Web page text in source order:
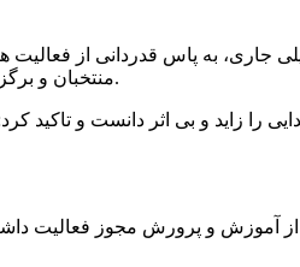
جاری، به پاس قدردانی از
منتخبان و برگزیدگان طرح ها، برنامه ها، همکاران اداری و سرگروههای درسی به نمایندگی از نواحی و مناطق ۱۹ گانه استان تجلیل شد.
را زاید و بی اثر دانست و